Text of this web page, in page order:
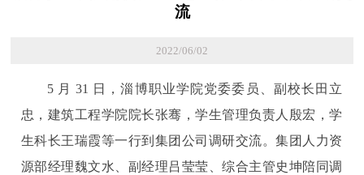
流
2022/06/02
5 月 31 日，淄博职业学院党委委员、副校长田立
忠，建筑工程学院院长张骞，学生管理负责人殷宏，学
生科长王瑞霞等一行到集团公司调研交流。集团人力资
源部经理魏文水、副经理吕莹莹、综合主管史坤陪同调